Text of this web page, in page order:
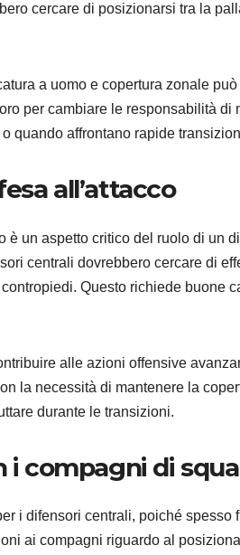
cercare di posizionarsi tra la
a uomo e copertura zonale
per cambiare le responsabilità
quando affrontano rapide
all’attacco
è un aspetto critico del ruolo di un
centrali dovrebbero cercare di
Questo richiede buone
alle azioni offensive
la necessità di mantenere la
durante le transizioni.
i compagni di
i difensori centrali, poiché
ai compagni riguardo al